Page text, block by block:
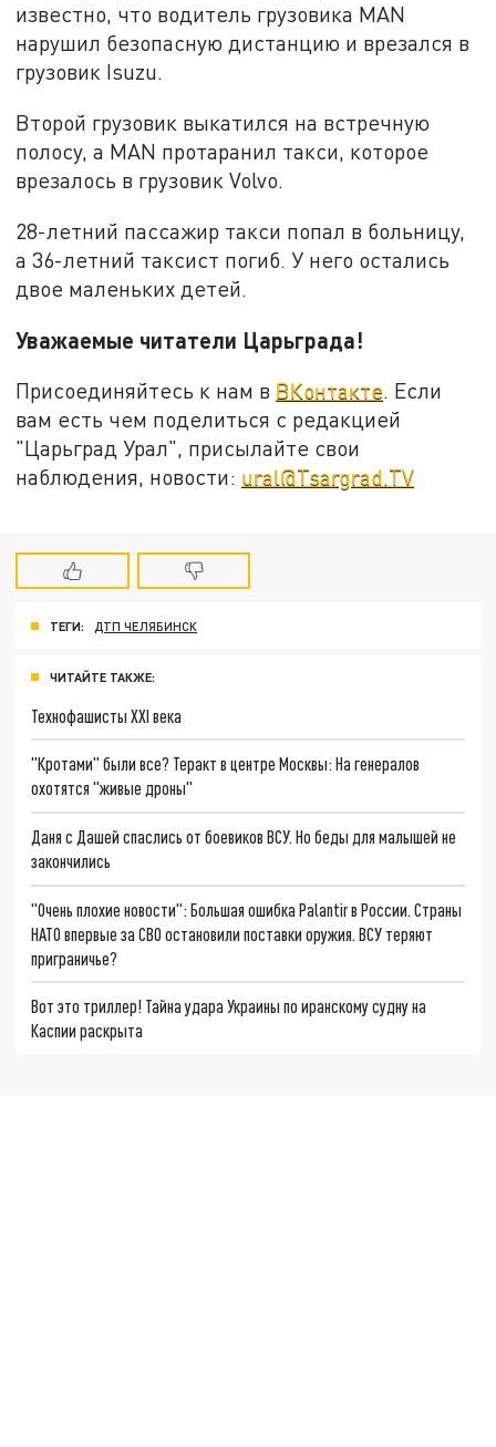
известно, что водитель грузовика MAN
нарушил безопасную дистанцию и врезался в
грузовик Isuzu.
Второй грузовик выкатился на встречную
полосу, а МАN протаранил такси, которое
врезалось в грузовик Volvo.
28-летний пассажир такси попал в больницу,
а 36-летний таксист погиб. У него остались
двое маленьких детей.
Уважаемые читатели Царьграда!
Присоединяйтесь к нам в ВКонтакте. Если
вам есть чем поделиться с редакцией
"Царьград Урал", присылайте свои
наблюдения, новости: ural@Tsargrad.TV
ТЕГИ: ДТП ЧЕЛЯБИНСК
ЧИТАЙТЕ ТАКЖЕ:
Технофашисты XXI века
"Кротами" были все? Теракт в центре Москвы: На генералов
охотятся "живые дроны"
Даня с Дашей спаслись от боевиков ВСУ. Но беды для малышей не
закончились
"Очень плохие новости": Большая ошибка Palantir в России. Страны
НАТО впервые за СВО остановили поставки оружия. ВСУ теряют
приграничье?
Вот это триллер! Тайна удара Украины по иранскому судну на
Каспии раскрыта